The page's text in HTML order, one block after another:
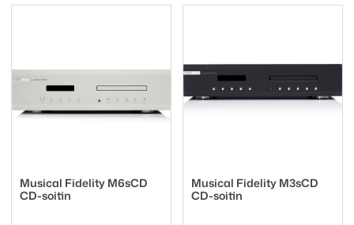
Musical Fidelity M6sCD
CD-soitin
Musical Fidelity M3sCD
CD-soitin